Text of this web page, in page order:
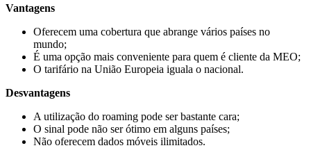
Vantagens
Oferecem uma cobertura que abrange vários países no
mundo;
É uma opção mais conveniente para quem é cliente da MEO;
O tarifário na União Europeia iguala o nacional.
Desvantagens
A utilização do roaming pode ser bastante cara;
O sinal pode não ser ótimo em alguns países;
Não oferecem dados móveis ilimitados.